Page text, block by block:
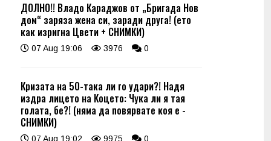
ДОЛНО!! Владо Караджов от „Бригада Нов
дом“ заряза жена си, заради друга! (ето
как изригна Цвети + СНИМКИ)
07 Aug 19:06 3976 0
Кризата на 50-така ли го удари?! Надя
издра лицето на Коцето: Чука ли я тая
голата, бе?! (няма да повярвате коя е -
СНИМКИ)
07 Aug 19:02 9975 0